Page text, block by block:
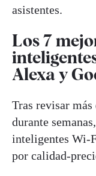
asistentes.
Los 7
Alexa y
Tras revisar
durante
inteligentes Wi-
por calidad-